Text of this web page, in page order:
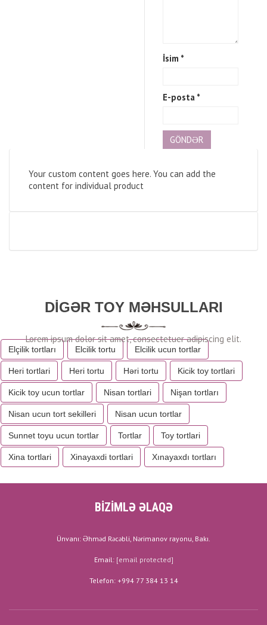
İsim *
E-posta *
Your custom content goes here. You can add the
content for individual product
DIGƏR TOY MƏHSULLARI
Elçilik tortları Elcilik tortu Elcilik ucun tortlar
Heri tortlari Heri tortu Həri tortu Kicik toy tortlari
Kicik toy ucun tortlar Nisan tortlari Nişan tortları
Nisan ucun tort sekilleri Nisan ucun tortlar
Sunnet toyu ucun tortlar Tortlar Toy tortlari
Xina tortlari Xinayaxdi tortlari Xınayaxdı tortları
BİZİMLƏ ƏLAQƏ
Ünvanı: Əhməd Rəcəbli, Nərimanov rayonu, Bakı.
Email: [email protected]
Telefon: +994 77 384 13 14